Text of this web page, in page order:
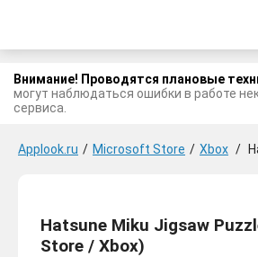
Внимание! Проводятся плановые
могут наблюдаться ошибки в работе
сервиса.
Applook.ru / Microsoft Store / Xbox /
Hatsune Miku Jigsaw
Store / Xbox)